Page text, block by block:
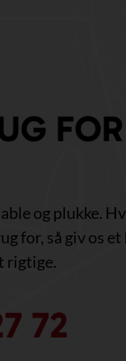
FOR
og plukke.
for, så giv os et
rigtige.
72